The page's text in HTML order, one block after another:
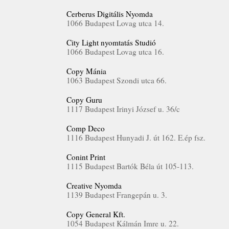
Cerberus Digitális Nyomda
1066 Budapest Lovag utca 14.
City Light nyomtatás Studió
1066 Budapest Lovag utca 16.
Copy Mánia
1063 Budapest Szondi utca 66.
Copy Guru
1117 Budapest Irinyi József u. 36/c
Comp Deco
1116 Budapest Hunyadi J. út 162. E.ép fsz.
Conint Print
1115 Budapest Bartók Béla út 105-113.
Creative Nyomda
1139 Budapest Frangepán u. 3.
Copy General Kft.
1054 Budapest Kálmán Imre u. 22.